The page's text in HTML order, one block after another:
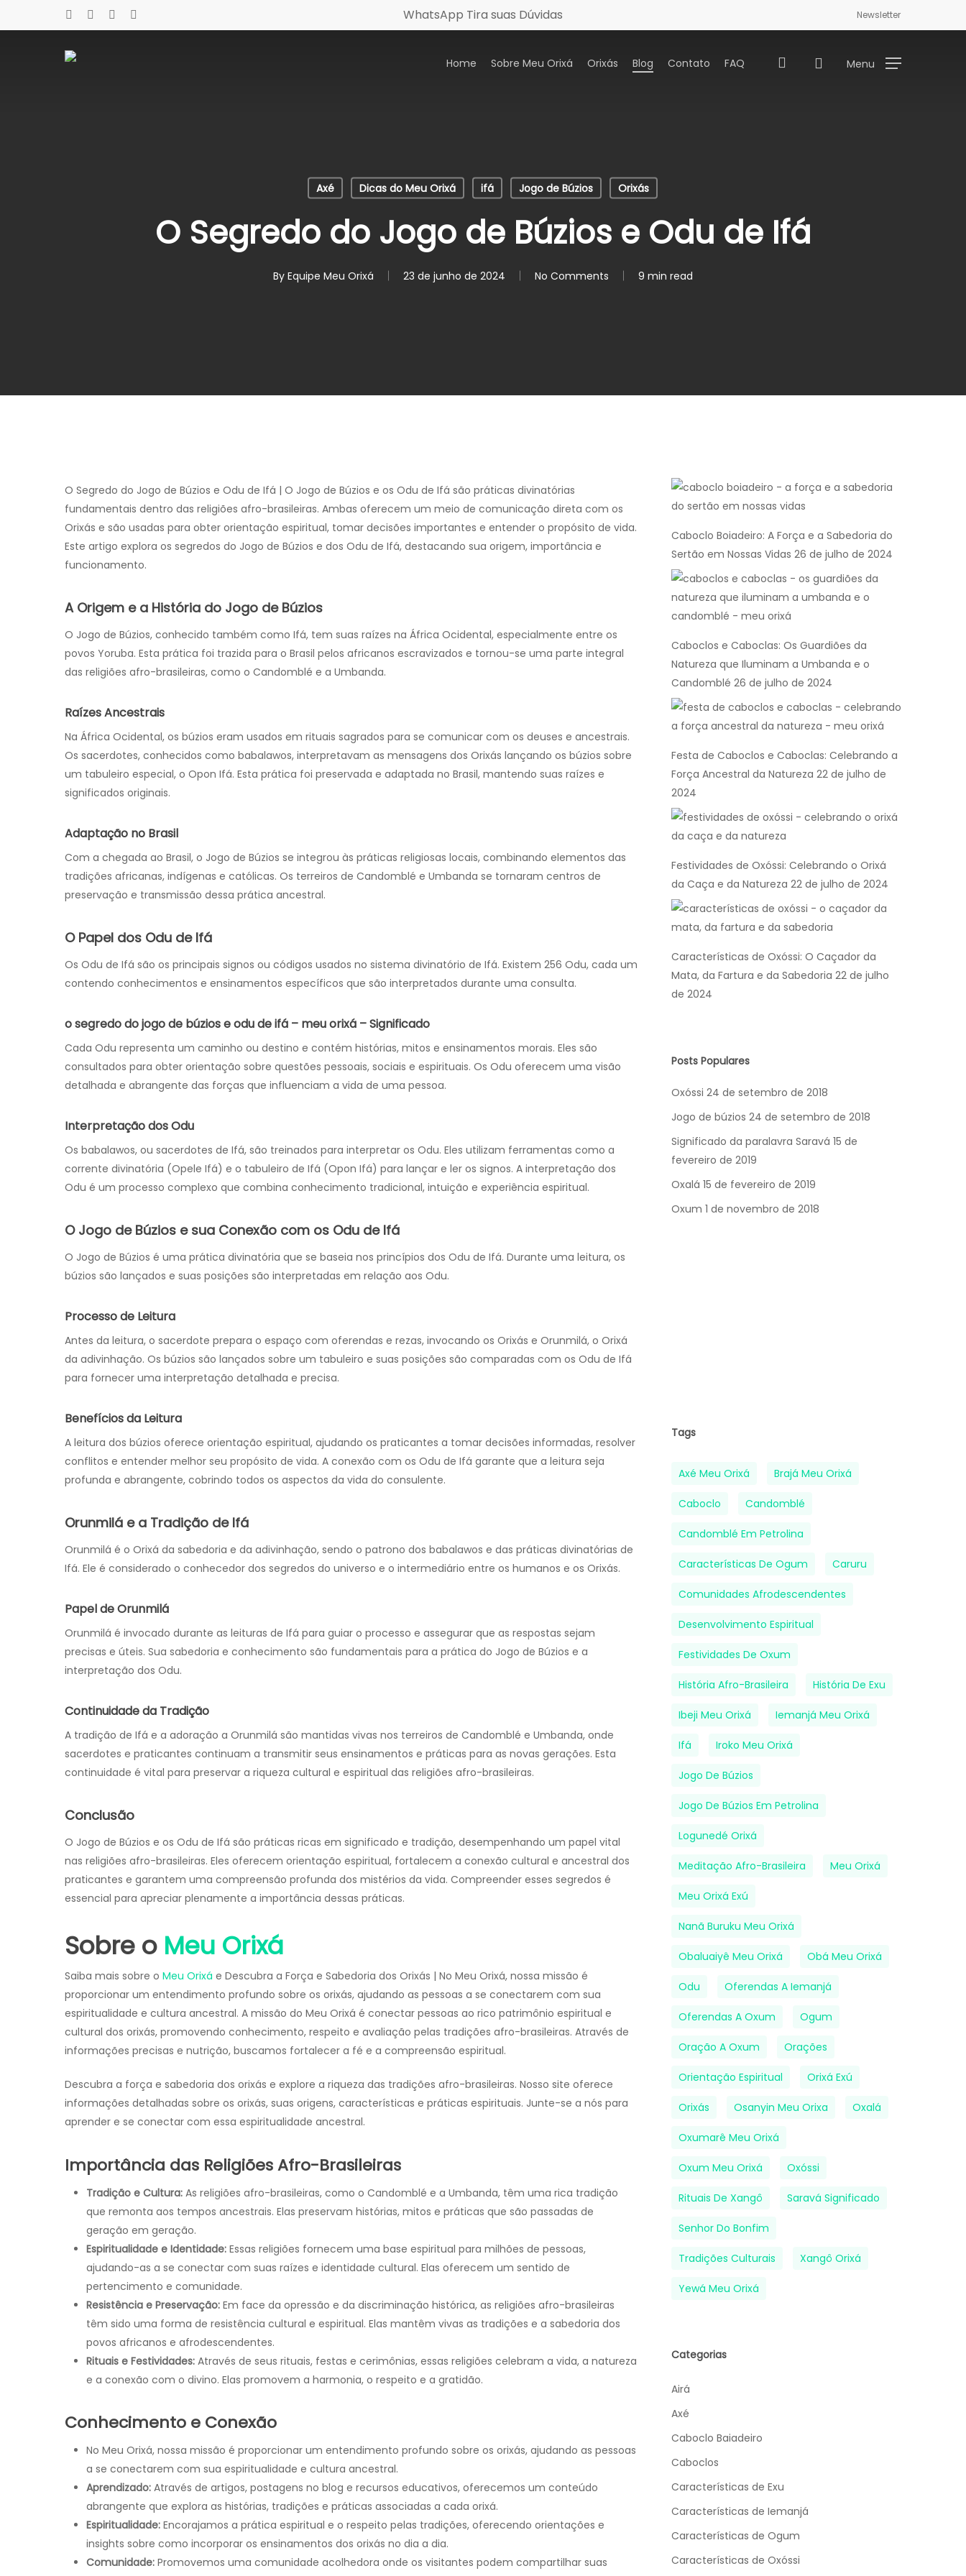
to
WhatsApp Tira suas Dúvidas Newsletter
Home Sobre Meu Orixá Orixás Blog Contato FAQ search Menu
Axé Dicas do Meu Orixá ifá Jogo de Búzios Orixás
O Segredo do Jogo de Búzios e Odu de Ifá
By Equipe Meu Orixá 23 de junho de 2024 No Comments 9 min read
O Segredo do Jogo de Búzios e Odu de Ifá | O Jogo de Búzios e os Odu de Ifá são práticas divinatórias
fundamentais dentro das religiões afro-brasileiras. Ambas oferecem um meio de comunicação direta com os
Orixás e são usadas para obter orientação espiritual, tomar decisões importantes e entender o propósito de vida.
Este artigo explora os segredos do Jogo de Búzios e dos Odu de Ifá, destacando sua origem, importância e
funcionamento.
A Origem e a História do Jogo de Búzios
O Jogo de Búzios, conhecido também como Ifá, tem suas raízes na África Ocidental, especialmente entre os
povos Yoruba. Esta prática foi trazida para o Brasil pelos africanos escravizados e tornou-se uma parte integral
das religiões afro-brasileiras, como o Candomblé e a Umbanda.
Raízes Ancestrais
Na África Ocidental, os búzios eram usados em rituais sagrados para se comunicar com os deuses e ancestrais.
Os sacerdotes, conhecidos como babalawos, interpretavam as mensagens dos Orixás lançando os búzios sobre
um tabuleiro especial, o Opon Ifá. Esta prática foi preservada e adaptada no Brasil, mantendo suas raízes e
significados originais.
Adaptação no Brasil
Com a chegada ao Brasil, o Jogo de Búzios se integrou às práticas religiosas locais, combinando elementos das
tradições africanas, indígenas e católicas. Os terreiros de Candomblé e Umbanda se tornaram centros de
preservação e transmissão dessa prática ancestral.
O Papel dos Odu de Ifá
Os Odu de Ifá são os principais signos ou códigos usados no sistema divinatório de Ifá. Existem 256 Odu, cada um
contendo conhecimentos e ensinamentos específicos que são interpretados durante uma consulta.
o segredo do jogo de búzios e odu de ifá – meu orixá – Significado
Cada Odu representa um caminho ou destino e contém histórias, mitos e ensinamentos morais. Eles são
consultados para obter orientação sobre questões pessoais, sociais e espirituais. Os Odu oferecem uma visão
detalhada e abrangente das forças que influenciam a vida de uma pessoa.
Interpretação dos Odu
Os babalawos, ou sacerdotes de Ifá, são treinados para interpretar os Odu. Eles utilizam ferramentas como a
corrente divinatória (Opele Ifá) e o tabuleiro de Ifá (Opon Ifá) para lançar e ler os signos. A interpretação dos
Odu é um processo complexo que combina conhecimento tradicional, intuição e experiência espiritual.
O Jogo de Búzios e sua Conexão com os Odu de Ifá
O Jogo de Búzios é uma prática divinatória que se baseia nos princípios dos Odu de Ifá. Durante uma leitura, os
búzios são lançados e suas posições são interpretadas em relação aos Odu.
Processo de Leitura
Antes da leitura, o sacerdote prepara o espaço com oferendas e rezas, invocando os Orixás e Orunmilá, o Orixá
da adivinhação. Os búzios são lançados sobre um tabuleiro e suas posições são comparadas com os Odu de Ifá
para fornecer uma interpretação detalhada e precisa.
Benefícios da Leitura
A leitura dos búzios oferece orientação espiritual, ajudando os praticantes a tomar decisões informadas, resolver
conflitos e entender melhor seu propósito de vida. A conexão com os Odu de Ifá garante que a leitura seja
profunda e abrangente, cobrindo todos os aspectos da vida do consulente.
Orunmilá e a Tradição de Ifá
Orunmilá é o Orixá da sabedoria e da adivinhação, sendo o patrono dos babalawos e das práticas divinatórias de
Ifá. Ele é considerado o conhecedor dos segredos do universo e o intermediário entre os humanos e os Orixás.
Papel de Orunmilá
Orunmilá é invocado durante as leituras de Ifá para guiar o processo e assegurar que as respostas sejam
precisas e úteis. Sua sabedoria e conhecimento são fundamentais para a prática do Jogo de Búzios e a
interpretação dos Odu.
Continuidade da Tradição
A tradição de Ifá e a adoração a Orunmilá são mantidas vivas nos terreiros de Candomblé e Umbanda, onde
sacerdotes e praticantes continuam a transmitir seus ensinamentos e práticas para as novas gerações. Esta
continuidade é vital para preservar a riqueza cultural e espiritual das religiões afro-brasileiras.
Conclusão
O Jogo de Búzios e os Odu de Ifá são práticas ricas em significado e tradição, desempenhando um papel vital
nas religiões afro-brasileiras. Eles oferecem orientação espiritual, fortalecem a conexão cultural e ancestral dos
praticantes e garantem uma compreensão profunda dos mistérios da vida. Compreender esses segredos é
essencial para apreciar plenamente a importância dessas práticas.
Sobre o Meu Orixá
Saiba mais sobre o Meu Orixá e Descubra a Força e Sabedoria dos Orixás | No Meu Orixá, nossa missão é
proporcionar um entendimento profundo sobre os orixás, ajudando as pessoas a se conectarem com sua
espiritualidade e cultura ancestral. A missão do Meu Orixá é conectar pessoas ao rico patrimônio espiritual e
cultural dos orixás, promovendo conhecimento, respeito e avaliação pelas tradições afro-brasileiras. Através de
informações precisas e nutrição, buscamos fortalecer a fé e a compreensão espiritual.
Descubra a força e sabedoria dos orixás e explore a riqueza das tradições afro-brasileiras. Nosso site oferece
informações detalhadas sobre os orixás, suas origens, características e práticas espirituais. Junte-se a nós para
aprender e se conectar com essa espiritualidade ancestral.
Importância das Religiões Afro-Brasileiras
Tradição e Cultura: As religiões afro-brasileiras, como o Candomblé e a Umbanda, têm uma rica tradição
que remonta aos tempos ancestrais. Elas preservam histórias, mitos e práticas que são passadas de
geração em geração.
Espiritualidade e Identidade: Essas religiões fornecem uma base espiritual para milhões de pessoas,
ajudando-as a se conectar com suas raízes e identidade cultural. Elas oferecem um sentido de
pertencimento e comunidade.
Resistência e Preservação: Em face da opressão e da discriminação histórica, as religiões afro-brasileiras
têm sido uma forma de resistência cultural e espiritual. Elas mantêm vivas as tradições e a sabedoria dos
povos africanos e afrodescendentes.
Rituais e Festividades: Através de seus rituais, festas e cerimônias, essas religiões celebram a vida, a natureza
e a conexão com o divino. Elas promovem a harmonia, o respeito e a gratidão.
Conhecimento e Conexão
No Meu Orixá, nossa missão é proporcionar um entendimento profundo sobre os orixás, ajudando as pessoas
a se conectarem com sua espiritualidade e cultura ancestral.
Aprendizado: Através de artigos, postagens no blog e recursos educativos, oferecemos um conteúdo
abrangente que explora as histórias, tradições e práticas associadas a cada orixá.
Espiritualidade: Encorajamos a prática espiritual e o respeito pelas tradições, oferecendo orientações e
insights sobre como incorporar os ensinamentos dos orixás no dia a dia.
Comunidade: Promovemos uma comunidade acolhedora onde os visitantes podem compartilhar suas
Caboclo Boiadeiro: A Força e a Sabedoria do
Sertão em Nossas Vidas 26 de julho de 2024
Caboclos e Caboclas: Os Guardiões da
Natureza que Iluminam a Umbanda e o
Candomblé 26 de julho de 2024
Festa de Caboclos e Caboclas: Celebrando a
Força Ancestral da Natureza 22 de julho de
2024
Festividades de Oxóssi: Celebrando o Orixá
da Caça e da Natureza 22 de julho de 2024
Características de Oxóssi: O Caçador da
Mata, da Fartura e da Sabedoria 22 de julho
de 2024
Posts Populares
Oxóssi 24 de setembro de 2018
Jogo de búzios 24 de setembro de 2018
Significado da paralavra Saravá 15 de
fevereiro de 2019
Oxalá 15 de fevereiro de 2019
Oxum 1 de novembro de 2018
Tags
Axé Meu Orixá Brajá Meu Orixá
Caboclo Candomblé
Candomblé Em Petrolina
Características De Ogum Caruru
Comunidades Afrodescendentes
Desenvolvimento Espiritual
Festividades De Oxum
História Afro-Brasileira História De Exu
Ibeji Meu Orixá Iemanjá Meu Orixá
Ifá Iroko Meu Orixá
Jogo De Búzios
Jogo De Búzios Em Petrolina
Logunedé Orixá
Meditação Afro-Brasileira Meu Orixá
Meu Orixá Exú
Nanã Buruku Meu Orixá
Obaluaiyê Meu Orixá Obá Meu Orixá
Odu Oferendas A Iemanjá
Oferendas A Oxum Ogum
Oração A Oxum Orações
Orientação Espiritual Orixá Exú
Orixás Osanyin Meu Orixa Oxalá
Oxumarê Meu Orixá
Oxum Meu Orixá Oxóssi
Rituais De Xangô Saravá Significado
Senhor Do Bonfim
Tradições Culturais Xangô Orixá
Yewá Meu Orixá
Categorias
Airá
Axé
Caboclo Baiadeiro
Caboclos
Características de Exu
Características de Iemanjá
Características de Ogum
Características de Oxóssi